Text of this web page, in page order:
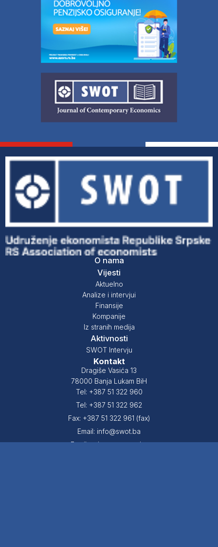
O nama
Vijesti
Aktuelno
Analize i intervjui
Finansije
Kompanije
Iz stranih medija
Aktivnosti
SWOT Intervju
Kontakt
Dragiše Vasića 13
78000 Banja Lukam BiH
Tel: +387 51 322 960
Tel: +387 51 322 962
Fax: +387 51 322 961 (fax)
Email: info@swot.ba
Email: sekretar@swot.ba